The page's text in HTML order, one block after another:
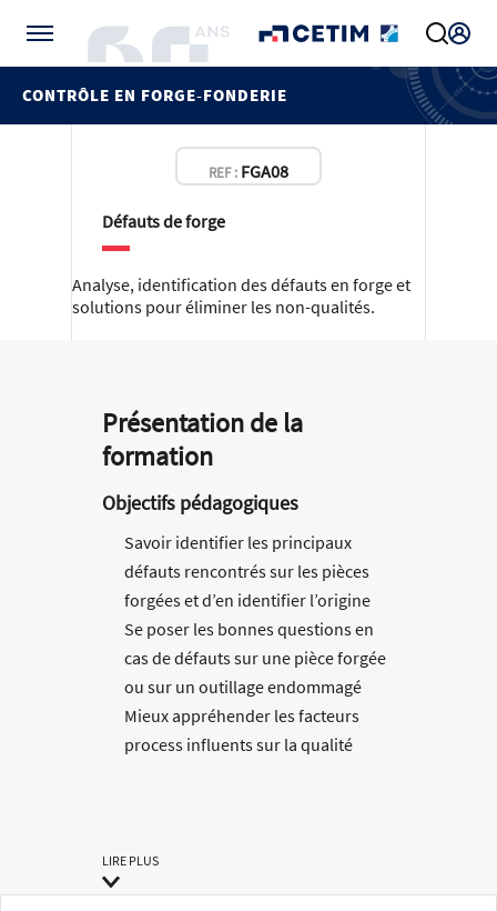
CONTRÔLE EN FORGE-FONDERIE
REF : FGA08
Défauts de forge
Analyse, identification des défauts en forge et
solutions pour éliminer les non-qualités.
Présentation de la
formation
Objectifs pédagogiques
Savoir identifier les principaux
défauts rencontrés sur les pièces
forgées et d’en identifier l’origine
Se poser les bonnes questions en
cas de défauts sur une pièce forgée
ou sur un outillage endommagé
Mieux appréhender les facteurs
process influents sur la qualité
Méthodes pédagogiques
LIRE PLUS